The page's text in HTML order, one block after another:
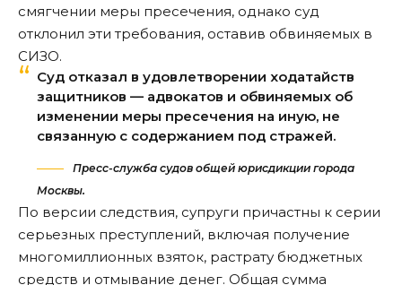
смягчении меры пресечения, однако суд
отклонил эти требования, оставив обвиняемых в
СИЗО.
Суд отказал в удовлетворении ходатайств
защитников — адвокатов и обвиняемых об
изменении меры пресечения на иную, не
связанную с содержанием под стражей.
Пресс-служба судов общей юрисдикции города
Москвы.
По версии следствия, супруги причастны к серии
серьезных преступлений, включая получение
многомиллионных взяток, растрату бюджетных
средств и отмывание денег. Общая сумма